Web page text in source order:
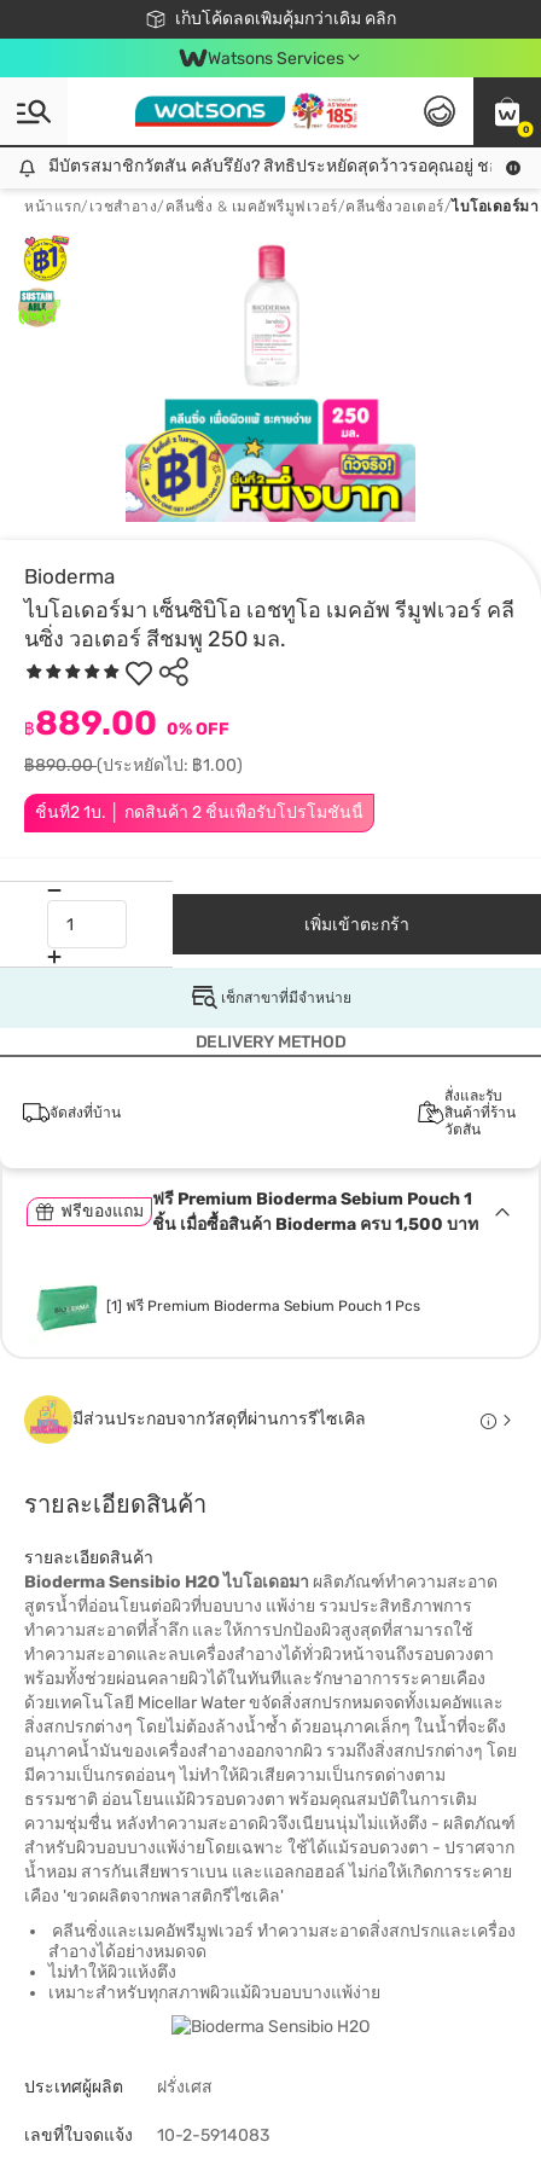
เก็บโค้ดลดเพิ่มคุ้มกว่าเดิม คลิก
ชอปออนไลน์ครั้งแรก ลดเพิ่มจุก ๆ 10%! 🎉
📦ส่งฟรี! เมื่อชอป 499฿
สมาชิกวัตสัน คลับดียังไง?
Watsons Services
0
มีบัตรสมาชิกวัตสัน คลับรึยัง? สิทธิประหยัดสุดว้าวรอคุณอยู่ ชอปคุ้มกว่าเดิม คลิก!
มีบัตรสมาชิกวัตสัน คลับรึยัง? สิทธิประหยัดสุดว้าวรอคุณอยู่ ชอปคุ้มก
หน้าแรก/ เวชสำอาง/ คลีนซิ่ง & เมคอัพรีมูฟเวอร์/คลีนซิ่งวอเตอร์/ไบโอเดอร์ม
Bioderma
ไบโอเดอร์มา เซ็นซิบิโอ เอชทูโอ เมคอัพ รีมูฟเวอร์ คลี
นซิ่ง วอเตอร์ สีชมพู 250 มล.
ชิ้นที่2 1บ. │ กดสินค้า 2 ชิ้นเพื่อรับโปรโมชันนี้
฿889.00 0% OFF
฿890.00(ประหยัดไป: ฿1.00)
เพิ่มเข้าตะกร้า
เช็กสาขาที่มีจำหน่าย
DELIVERY METHOD
จัดส่งที่บ้าน
สั่งและรับ
สินค้าที่ร้าน
วัตสัน
ฟรีของแถม
ฟรี Premium Bioderma Sebium Pouch 1
ชิ้น เมื่อซื้อสินค้า Bioderma ครบ 1,500 บาท
[1] ฟรี Premium Bioderma Sebium Pouch 1 Pcs
มีส่วนประกอบจากวัสดุที่ผ่านการรีไซเคิล
รายละเอียดสินค้า
รายละเอียดสินค้า
Bioderma Sensibio H2O ไบโอเดอมา ผลิตภัณฑ์ทำความสะอาด
สูตรน้ำที่อ่อนโยนต่อผิวที่บอบบาง แพ้ง่าย รวมประสิทธิภาพการ
ทำความสะอาดที่ล้ำลึก และให้การปกป้องผิวสูงสุดที่สามารถใช้
ทำความสะอาดและลบเครื่องสำอางได้ทั่วผิวหน้าจนถึงรอบดวงตา
พร้อมทั้งช่วยผ่อนคลายผิวได้ในทันทีและรักษาอาการระคายเคือง
ด้วยเทคโนโลยี Micellar Water ขจัดสิ่งสกปรกหมดจดทั้งเมคอัพและ
สิ่งสกปรกต่างๆ โดยไม่ต้องล้างน้ำซ้ำ ด้วยอนุภาคเล็กๆ ในน้ำที่จะดึง
อนุภาคน้ำมันของเครื่องสำอางออกจากผิว รวมถึงสิ่งสกปรกต่างๆ โดย
มีความเป็นกรดอ่อนๆ ไม่ทำให้ผิวเสียความเป็นกรดด่างตาม
ธรรมชาติ อ่อนโยนแม้ผิวรอบดวงตา พร้อมคุณสมบัติในการเติม
ความชุ่มชื่น หลังทำความสะอาดผิวจึงเนียนนุ่มไม่แห้งตึง - ผลิตภัณฑ์
สำหรับผิวบอบบางแพ้ง่ายโดยเฉพาะ ใช้ได้แม้รอบดวงตา - ปราศจาก
น้ำหอม สารกันเสียพาราเบน และแอลกอฮอล์ ไม่ก่อให้เกิดการระคาย
เคือง 'ขวดผลิตจากพลาสติกรีไซเคิล'
คลีนซิ่งและเมคอัพรีมูฟเวอร์ ทำความสะอาดสิ่งสกปรกและเครื่อง
สำอางได้อย่างหมดจด
ไม่ทำให้ผิวแห้งตึง
เหมาะสำหรับทุกสภาพผิวแม้ผิวบอบบางแพ้ง่าย
ประเทศผู้ผลิต ฝรั่งเศส
เลขที่ใบจดแจ้ง 10-2-5914083